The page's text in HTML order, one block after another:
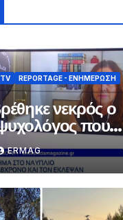
REPORTAGE - EΝΗΜΈΡΩΣΗ
νεκρός ο
που
αρκετές
2 άτομα
ERMAG